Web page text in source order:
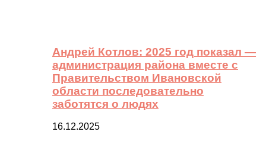
Андрей Котлов: 2025 год показал —
администрация района вместе с
Правительством Ивановской
области последовательно
заботятся о людях
16.12.2025